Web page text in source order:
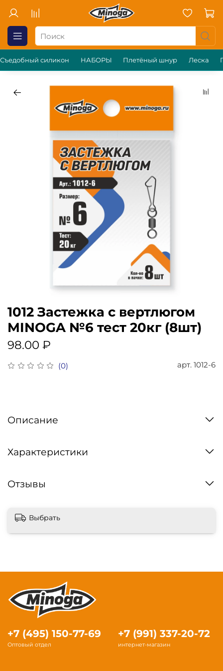
Съедобный силикон НАБОРЫ Плетёный шнур Леска
(0) арт. 1012-6
1012 Застежка с вертлюгом
MINOGA №6 тест 20кг (8шт)
98.00 ₽
Описание
Характеристики
Отзывы
Выбрать
+7 (495) 150-77-69
Оптовый отдел
+7 (991) 337-20-72
интернет-магазин